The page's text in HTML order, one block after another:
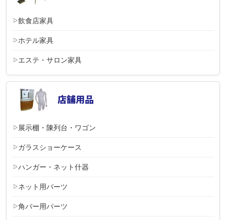
飲食店家具
ホテル家具
エステ・サロン家具
展示棚・陳列台・ワゴン
ガラスショーケース
ハンガー・ネット什器
ネット用パーツ
角バー用パーツ